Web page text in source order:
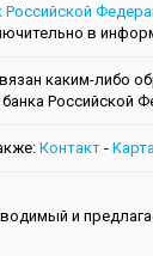
Российской
в
каким-либо
Российской
Контакт -
и